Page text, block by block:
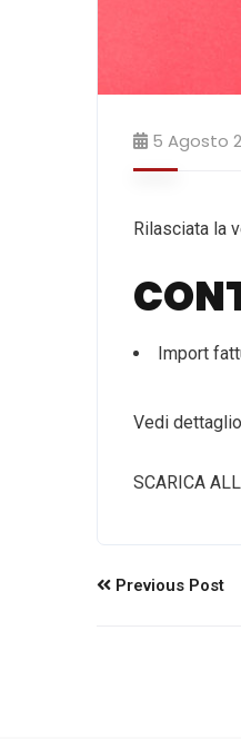
5 Agosto
Rilasciata la
Import
Vedi
SCARICA
Previous Post